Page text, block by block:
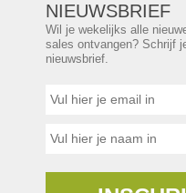
NIEUWSBRIEF
Wil je wekelijks alle
sales ontvangen? Schrijf
nieuwsbrief.